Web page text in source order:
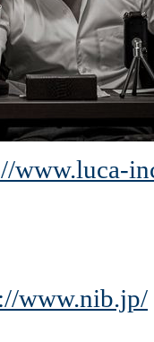
www.luca-
www.nib.jp/